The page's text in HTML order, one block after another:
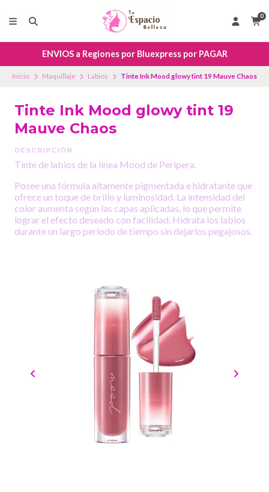
0
ENVIOS a Regiones por Bluexpress por PAGAR
Inicio Maquillaje Labios Tinte Ink Mood glowy tint 19 Mauve Chaos
Tinte Ink Mood glowy tint 19
Mauve Chaos
DESCRIPCIÓN
Tinte de labios de la línea Mood de Peripera.
Posee una fórmula altamente pigmentada e hidratante que
ofrece un toque de brillo y luminosidad. La intensidad del
color aumenta según las capas aplicadas, lo que permite
lograr el efecto deseado con facilidad. Hidrata los labios
durante un largo periodo de tiempo sin dejarlos pegajosos.